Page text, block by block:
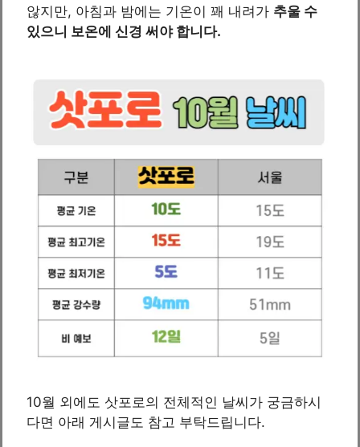
않지만, 아침과 밤에는 기온이 꽤 내려가 추울 수
있으니 보온에 신경 써야 합니다.
10월 외에도 삿포로의 전체적인 날씨가 궁금하시
다면 아래 게시글도 참고 부탁드립니다.